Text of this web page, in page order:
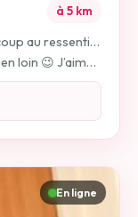
à 5 km
au ressenti…
loin 😉 J’aime
moments
sont partagés
et plutôt
que
et un peu de
dans ma vie !
me sentir en
En ligne